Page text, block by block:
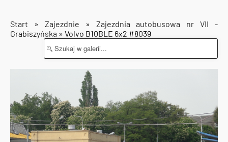
Start » Zajezdnie » Zajezdnia autobusowa nr VII -
Grabiszyńska » Volvo B10BLE 6x2 #8039